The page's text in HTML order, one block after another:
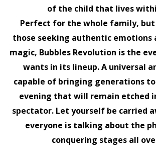
of the child that lives
Perfect for the whole family,
those seeking authentic emotions
magic, Bubbles Revolution is the
wants in its lineup. A universal
capable of bringing generations
evening that will remain etched
spectator. Let yourself be carried
everyone is talking about the
conquering stages all
per
9
live
7